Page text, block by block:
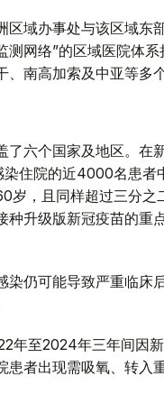
区域办事处与该区域东
测网络”的区域医院体
南高加索及中亚等多个
了六个国家及地区。
住院的近4000名患者
岁，且同样超过三分
种升级版新冠疫苗的
染仍可能导致严重临床
年至2024年三年间因
患者出现需吸氧、转入